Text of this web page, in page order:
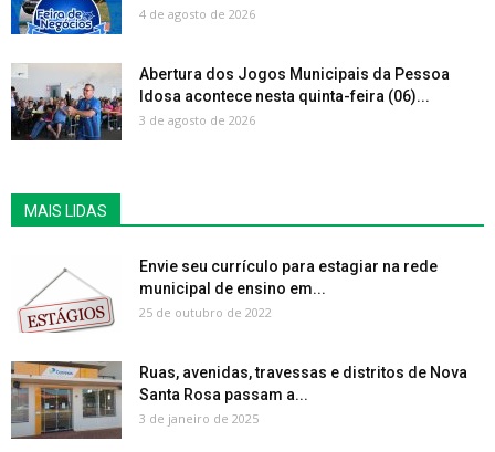
4 de agosto de 2026
Abertura dos Jogos Municipais da Pessoa
Idosa acontece nesta quinta-feira (06)...
3 de agosto de 2026
MAIS LIDAS
Envie seu currículo para estagiar na rede
municipal de ensino em...
25 de outubro de 2022
Ruas, avenidas, travessas e distritos de Nova
Santa Rosa passam a...
3 de janeiro de 2025